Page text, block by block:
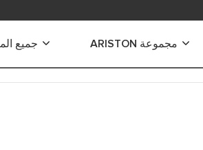
مجموعة ARISTON جميع